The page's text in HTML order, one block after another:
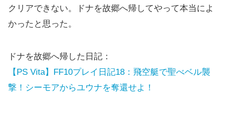
クリアできない。ドナを故郷へ帰してやって本当によ
かったと思った。
ドナを故郷へ帰した日記：
【PS Vita】FF10プレイ日記18：飛空艇で聖べベル襲
撃！シーモアからユウナを奪還せよ！